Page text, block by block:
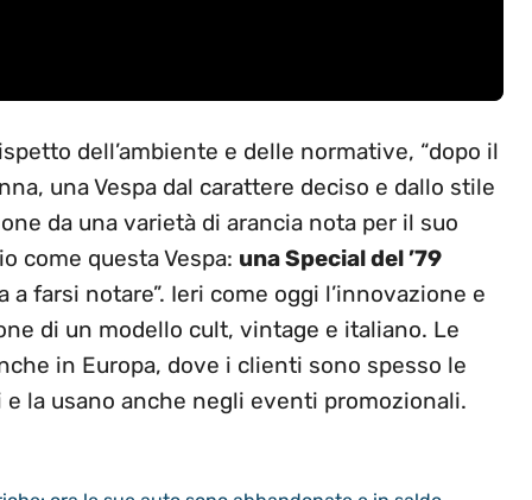
dell’ambiente e delle normative, “dopo il
una Vespa dal carattere deciso e dallo stile
da una varietà di arancia nota per il suo
come questa Vespa: una Special del ’79
farsi notare”. Ieri come oggi l’innovazione e
di un modello cult, vintage e italiano. Le
in Europa, dove i clienti sono spesso le
la usano anche negli eventi promozionali.